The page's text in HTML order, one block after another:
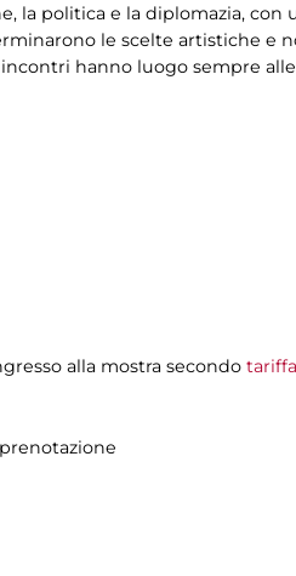
la politica e la diplomazia,
le scelte artistiche e
hanno luogo sempre alle
alla mostra secondo